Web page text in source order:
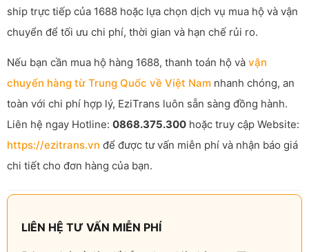
ship trực tiếp của 1688 hoặc lựa chọn dịch vụ mua hộ và vận
chuyển để tối ưu chi phí, thời gian và hạn chế rủi ro.
Nếu bạn cần mua hộ hàng 1688, thanh toán hộ và vận
chuyển hàng từ Trung Quốc về Việt Nam nhanh chóng, an
toàn với chi phí hợp lý, EziTrans luôn sẵn sàng đồng hành.
Liên hệ ngay Hotline: 0868.375.300 hoặc truy cập Website:
https://ezitrans.vn để được tư vấn miễn phí và nhận báo giá
chi tiết cho đơn hàng của bạn.
LIÊN HỆ TƯ VẤN MIỄN PHÍ